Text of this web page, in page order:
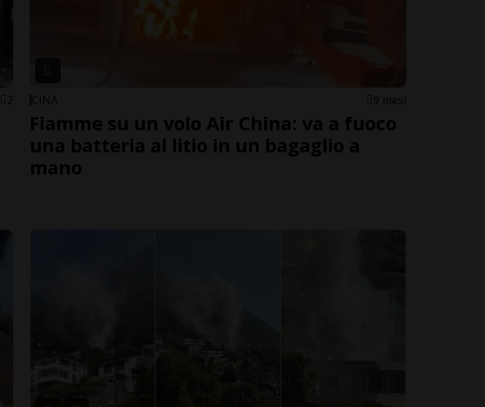
2 CINA 9 mesi
Fiamme su un volo Air China: va a fuoco
una batteria al litio in un bagaglio a
mano